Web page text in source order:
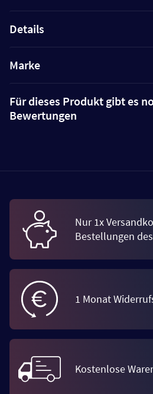
Details
Marke
Für dieses Produkt gibt es
Bewertungen
Nur 1x
Bestellungen
1 Monat
Kostenlose